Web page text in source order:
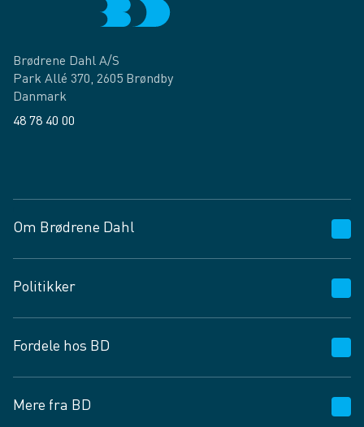
Brødrene Dahl A/S
Park Allé 370, 2605 Brøndby
Danmark
48 78 40 00
Om Brødrene Dahl
Vagttelefon 30 10 89 89
Spørgsmål og svar
Job og karriere
Fødevarekontrolrapport
Politikker
Privatlivspolitik
Cookies
Vilkår og betingelser
Fordele hos BD
BD app
Mere fra BD